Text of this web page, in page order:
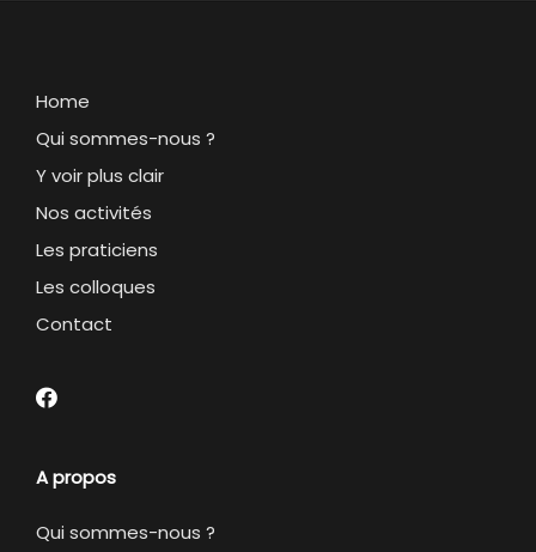
Home
Qui sommes-nous ?
Y voir plus clair
Nos activités
Les praticiens
Les colloques
Contact
A propos
Qui sommes-nous ?